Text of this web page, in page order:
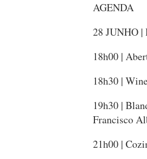
AGENDA
28 JUNHO |
18h00 |
18h30 |
19h30 |
Francisco
21h00 |